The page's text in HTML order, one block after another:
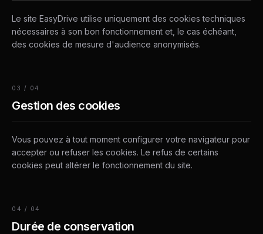
Le site EasyDrive utilise uniquement des cookies techniques
nécessaires à son bon fonctionnement et, le cas échéant,
des cookies de mesure d'audience anonymisés.
03 / 04
Gestion des cookies
Vous pouvez à tout moment configurer votre navigateur pour
accepter ou refuser les cookies. Le refus de certains
cookies peut altérer le fonctionnement du site.
04 / 04
Durée de conservation